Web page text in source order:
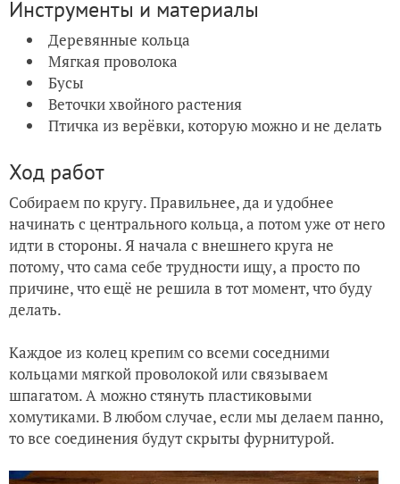
Инструменты и материалы
Деревянные кольца
Мягкая проволока
Бусы
Веточки хвойного растения
Птичка из верёвки, которую можно и не делать
Ход работ
Собираем по кругу. Правильнее, да и удобнее
начинать с центрального кольца, а потом уже от него
идти в стороны. Я начала с внешнего круга не
потому, что сама себе трудности ищу, а просто по
причине, что ещё не решила в тот момент, что буду
делать.
Каждое из колец крепим со всеми соседними
кольцами мягкой проволокой или связываем
шпагатом. А можно стянуть пластиковыми
хомутиками. В любом случае, если мы делаем панно,
то все соединения будут скрыты фурнитурой.